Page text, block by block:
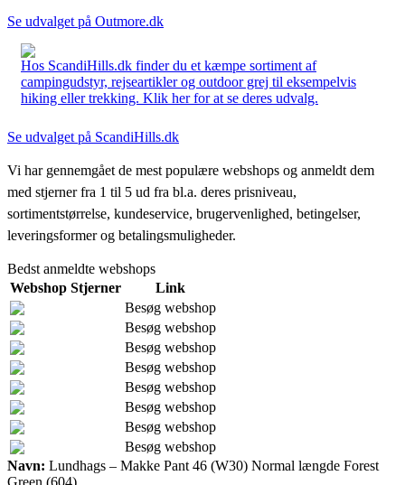
Se udvalget på Outmore.dk
Hos ScandiHills.dk finder du et kæmpe sortiment af
campingudstyr, rejseartikler og outdoor grej til eksempelvis
hiking eller trekking. Klik her for at se deres udvalg.
Se udvalget på ScandiHills.dk
Vi har gennemgået de mest populære webshops og anmeldt dem
med stjerner fra 1 til 5 ud fra bl.a. deres prisniveau,
sortimentstørrelse, kundeservice, brugervenlighed, betingelser,
leveringsformer og betalingsmuligheder.
Bedst anmeldte webshops
Webshop Stjerner
Link
Besøg webshop
Besøg webshop
Besøg webshop
Besøg webshop
Besøg webshop
Besøg webshop
Besøg webshop
Besøg webshop
Navn: Lundhags – Makke Pant 46 (W30) Normal længde Forest
Green (604)